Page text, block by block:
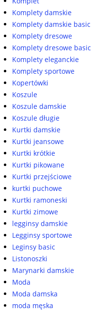
Komplety damskie
Komplety damskie basic
Komplety dresowe
Komplety dresowe basic
Komplety eleganckie
Komplety sportowe
Kopertówki
Koszule
Koszule damskie
Koszule długie
Kurtki damskie
Kurtki jeansowe
Kurtki krótkie
Kurtki pikowane
Kurtki przejściowe
kurtki puchowe
Kurtki ramoneski
Kurtki zimowe
legginsy damskie
Legginsy sportowe
Leginsy basic
Listonoszki
Marynarki damskie
Moda
Moda damska
moda męska